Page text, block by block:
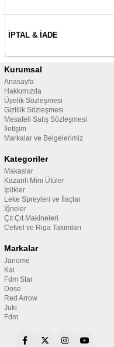
İPTAL & İADE
Kurumsal
Anasayfa
Hakkımızda
Üyelik Sözleşmesi
Gizlilik Sözleşmesi
Mesafeli Satış Sözleşmesi
İletişim
Markalar ve Belgelerimiz
Kategoriler
Makaslar
Kazanlı Mini Ütüler
İplikler
Leke Spreyleri ve İlaçlar
İğneler
Çıt Çıt Makineleri
Cetvel ve Riga Takımları
Markalar
Janome
Kai
Fdm Star
Dose
Red Arrow
Juki
Fdm